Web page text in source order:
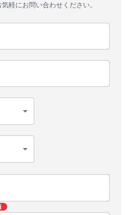
軽にお問い合わせください。